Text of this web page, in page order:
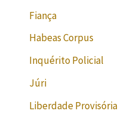
Fiança
Habeas Corpus
Inquérito Policial
Júri
Liberdade Provisória